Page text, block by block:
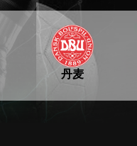
丹麦